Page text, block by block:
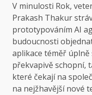
V minulosti Rok,
Prakash Thakur
prototypováním AI
budoucnosti
aplikace téměř úplně
překvapivě schopní,
které čekají na
na nejžhavější nové